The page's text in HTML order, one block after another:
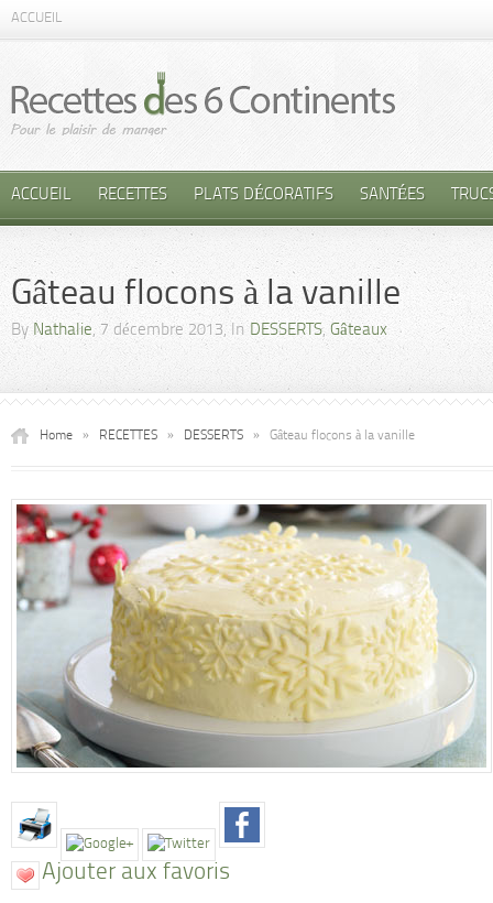
ACCUEIL
ACCUEIL RECETTES PLATS DÉCORATIFS SANTÉES
Gâteau flocons à la vanille
By Nathalie, 7 décembre 2013, In DESSERTS, Gâteaux
Home » RECETTES » DESSERTS » Gâteau flocons à la vanille
Ajouter aux favoris